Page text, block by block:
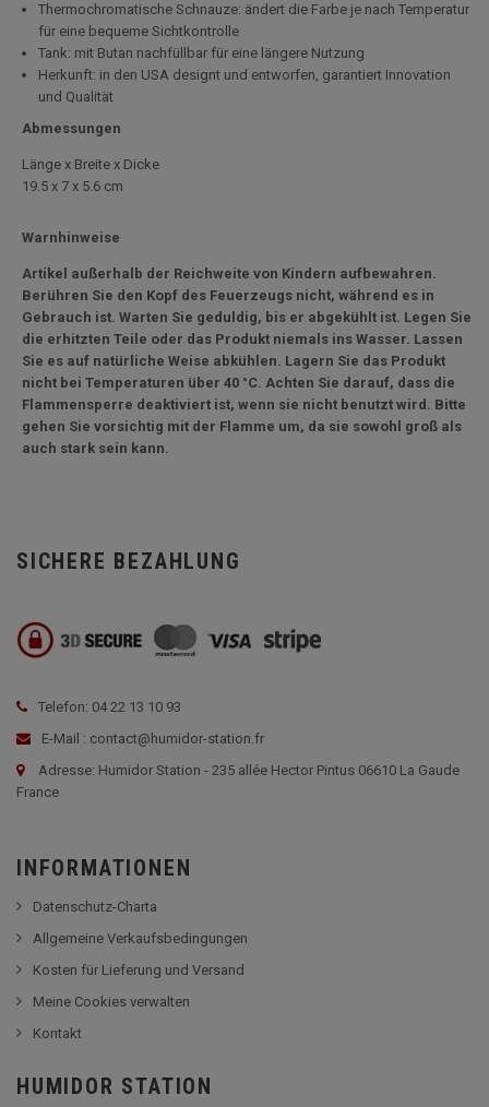
Thermochromatische Schnauze: ändert die Farbe je nach Temperatur
für eine bequeme Sichtkontrolle
Tank: mit Butan nachfüllbar für eine längere Nutzung
Herkunft: in den USA designt und entworfen, garantiert Innovation
und Qualität
Abmessungen
Länge x Breite x Dicke
19.5 x 7 x 5.6 cm
Warnhinweise
Artikel außerhalb der Reichweite von Kindern aufbewahren.
Berühren Sie den Kopf des Feuerzeugs nicht, während es in
Gebrauch ist. Warten Sie geduldig, bis er abgekühlt ist. Legen Sie
die erhitzten Teile oder das Produkt niemals ins Wasser. Lassen
Sie es auf natürliche Weise abkühlen. Lagern Sie das Produkt
nicht bei Temperaturen über 40 °C. Achten Sie darauf, dass die
Flammensperre deaktiviert ist, wenn sie nicht benutzt wird. Bitte
gehen Sie vorsichtig mit der Flamme um, da sie sowohl groß als
auch stark sein kann.
SICHERE BEZAHLUNG
Telefon: 04 22 13 10 93
E-Mail : contact@humidor-station.fr
Adresse: Humidor Station - 235 allée Hector Pintus 06610 La Gaude
France
INFORMATIONEN
Datenschutz-Charta
Allgemeine Verkaufsbedingungen
Kosten für Lieferung und Versand
Meine Cookies verwalten
Kontakt
HUMIDOR STATION